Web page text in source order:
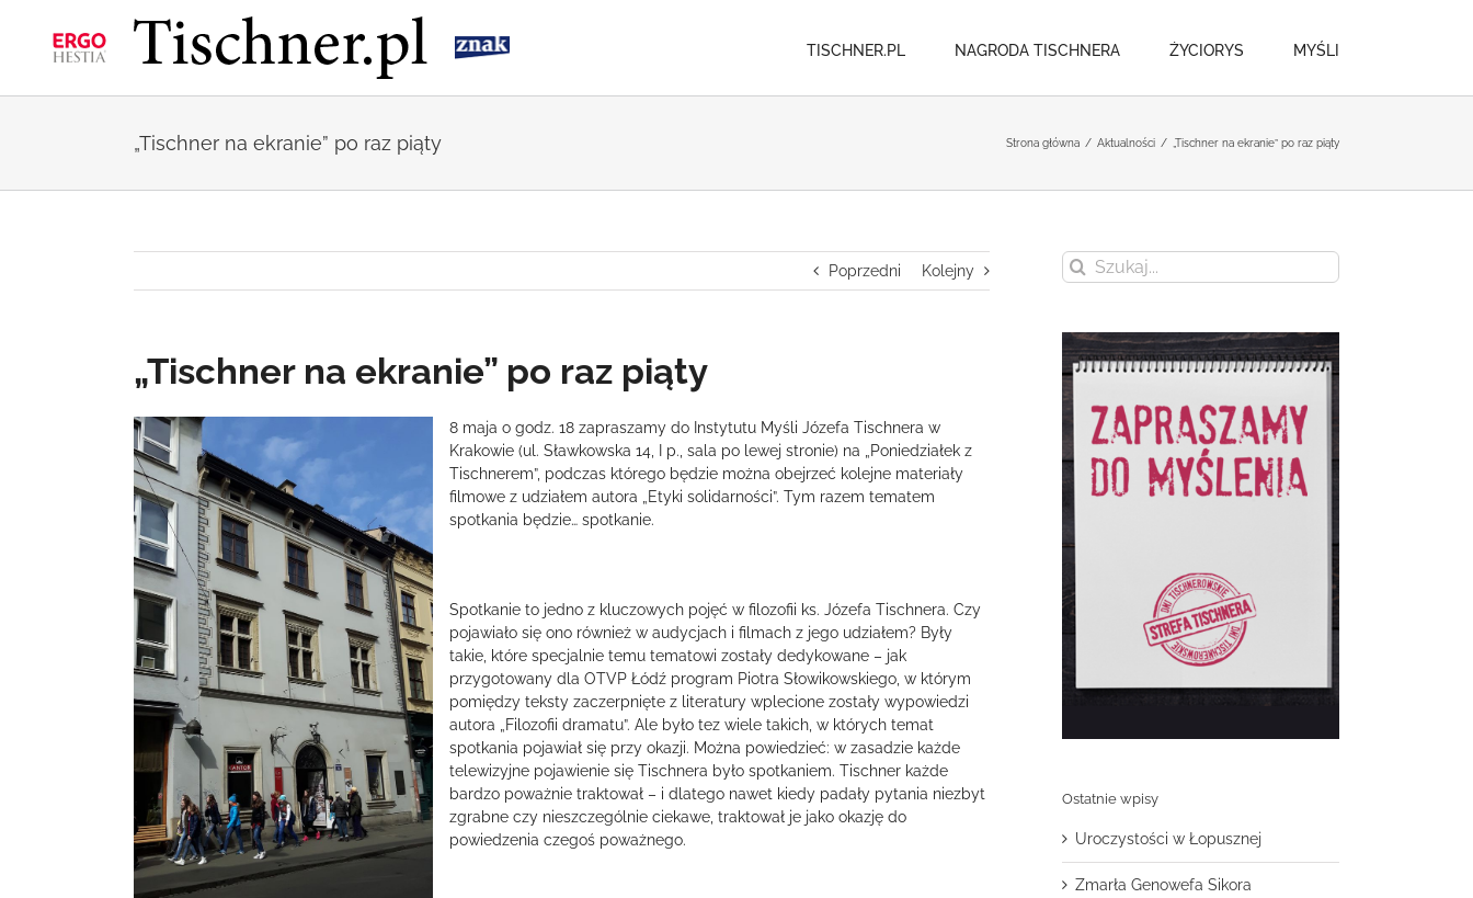
zawartości
TISCHNER.PL NAGRODA TISCHNERA ŻYCIORYS MYŚLI
„Tischner na ekranie” po raz piąty Strona główna / Aktualności / „Tischner na ekranie” po raz piąty
Poprzedni Kolejny
„Tischner na ekranie” po raz piąty
Pokaż
większy
obrazek
8 maja o godz. 18 zapraszamy do Instytutu Myśli Józefa Tischnera w
Krakowie (ul. Sławkowska 14, I p., sala po lewej stronie) na „Poniedziałek z
Tischnerem”, podczas którego będzie można obejrzeć kolejne materiały
filmowe z udziałem autora „Etyki solidarności”. Tym razem tematem
spotkania będzie… spotkanie.
Spotkanie to jedno z kluczowych pojęć w filozofii ks. Józefa Tischnera. Czy
pojawiało się ono również w audycjach i filmach z jego udziałem? Były
takie, które specjalnie temu tematowi zostały dedykowane – jak
przygotowany dla OTVP Łódź program Piotra Słowikowskiego, w którym
pomiędzy teksty zaczerpnięte z literatury wplecione zostały wypowiedzi
autora „Filozofii dramatu”. Ale było tez wiele takich, w których temat
spotkania pojawiał się przy okazji. Można powiedzieć: w zasadzie każde
telewizyjne pojawienie się Tischnera było spotkaniem. Tischner każde
bardzo poważnie traktował – i dlatego nawet kiedy padały pytania niezbyt
zgrabne czy nieszczególnie ciekawe, traktował je jako okazję do
powiedzenia czegoś poważnego.
Szukaj
Ostatnie wpisy
Uroczystości w Łopusznej
Zmarła Genowefa Sikora